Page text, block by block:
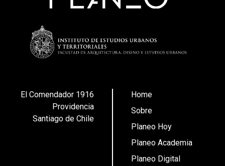
El Comendador 1916
Providencia
Santiago de Chile
Home
Sobre
Planeo Hoy
Planeo Academia
Planeo Digital